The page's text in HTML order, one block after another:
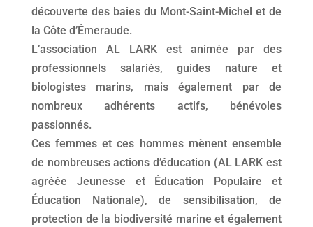
découverte des baies du Mont-Saint-Michel et de
la Côte d’Émeraude.
L’association AL LARK est animée par des
professionnels salariés, guides nature et
biologistes marins, mais également par de
nombreux adhérents actifs, bénévoles
passionnés.
Ces femmes et ces hommes mènent ensemble
de nombreuses actions d’éducation (AL LARK est
agréée Jeunesse et Éducation Populaire et
Éducation Nationale), de sensibilisation, de
protection de la biodiversité marine et également